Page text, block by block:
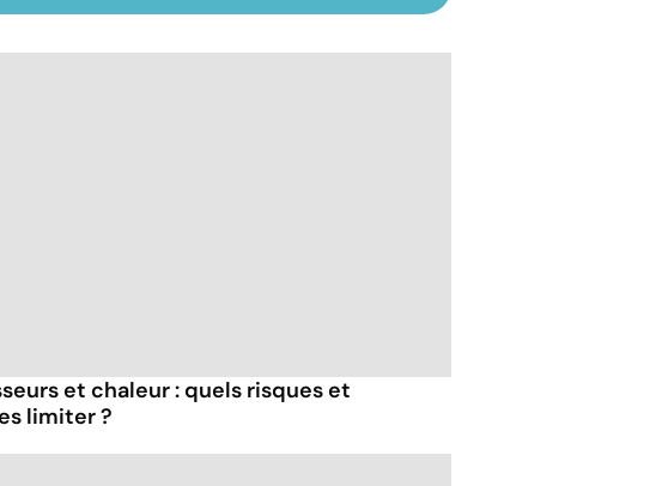
et chaleur : quels risques et
limiter ?